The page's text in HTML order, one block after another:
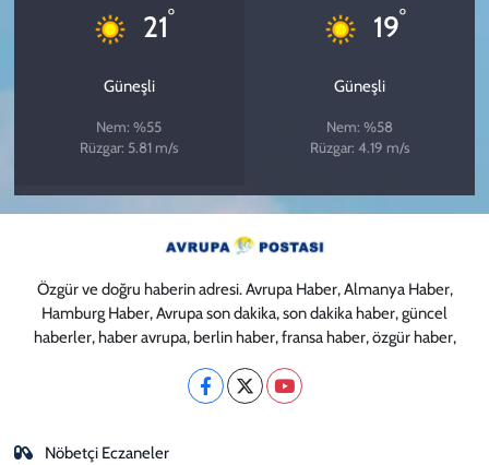
21°
Güneşli
Nem: %55
Rüzgar: 5.81 m/s
19°
Güneşli
Nem: %58
Rüzgar: 4.19 m/s
Özgür ve doğru haberin adresi. Avrupa Haber, Almanya Haber,
Hamburg Haber, Avrupa son dakika, son dakika haber, güncel
haberler, haber avrupa, berlin haber, fransa haber, özgür haber,
Nöbetçi Eczaneler